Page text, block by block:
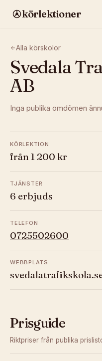
körlektioner
Alla körskolor
Svedala
AB
Inga publika omdömen
KÖRLEKTION
från 1 200 kr
TJÄNSTER
6 erbjuds
TELEFON
0725502600
WEBBPLATS
Prisguide
Riktpriser från publika